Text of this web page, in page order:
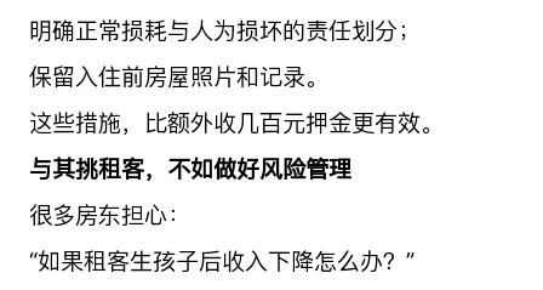
明确正常损耗与人为损坏的责任划分；
保留入住前房屋照片和记录。
这些措施，比额外收几百元押金更有效。
与其挑租客，不如做好风险管理
很多房东担心：
“如果租客生孩子后收入下降怎么办？”